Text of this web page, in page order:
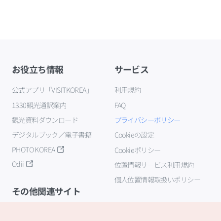
お役立ち情報
公式アプリ「VISITKOREA」
1330観光通訳案内
観光資料ダウンロード
デジタルブック／電子書籍
PHOTO KOREA
Odii
サービス
利用規約
FAQ
プライバシーポリシー
Cookieの設定
Cookieポリシー
位置情報サービス利用規約
個人位置情報取扱いポリシー
その他関連サイト